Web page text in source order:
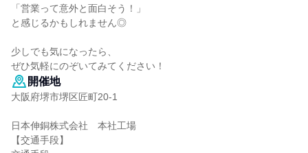
「営業って意外と面白そう！」
と感じるかもしれません◎
少しでも気になったら、
ぜひ気軽にのぞいてみてください！
開催地
大阪府堺市堺区匠町20-1
日本伸銅株式会社 本社工場
【交通手段】